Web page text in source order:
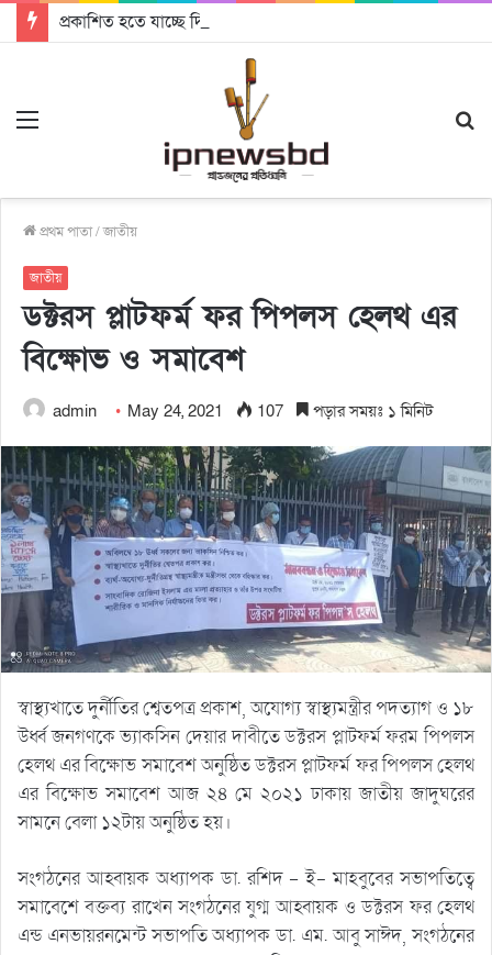
প্রকাশিত হতে যাচ্ছে দি রাবুগার নতুন গান ‘Baljanggi’
প্রথম পাতা/জাতীয়
জাতীয়
ডক্টরস প্লাটফর্ম ফর পিপলস হেলথ এর
বিক্ষোভ ও সমাবেশ
admin May 24, 2021 107 পড়ার সময়ঃ ১ মিনিট
স্বাস্থ্যখাতে দুর্নীতির শ্বেতপত্র প্রকাশ, অযোগ্য স্বাস্থ্যমন্ত্রীর পদত্যাগ ও ১৮
উর্ধ্ব জনগণকে ভ্যাকসিন দেয়ার দাবীতে ডক্টরস প্লাটফর্ম ফরম পিপলস
হেলথ এর বিক্ষোভ সমাবেশ অনুষ্ঠিত ডক্টরস প্লাটফর্ম ফর পিপলস হেলথ
এর বিক্ষোভ সমাবেশ আজ ২৪ মে ২০২১ ঢাকায় জাতীয় জাদুঘরের
সামনে বেলা ১২টায় অনুষ্ঠিত হয়।
সংগঠনের আহ্বায়ক অধ্যাপক ডা. রশিদ – ই- মাহবুবের সভাপতিত্বে
সমাবেশে বক্তব্য রাখেন সংগঠনের যুগ্ম আহ্বায়ক ও ডক্টরস ফর হেলথ
এন্ড এনভায়রনমেন্ট সভাপতি অধ্যাপক ডা. এম. আবু সাঈদ, সংগঠনের